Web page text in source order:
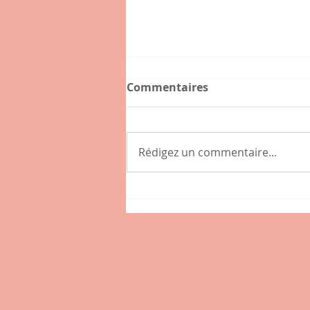
, nouveau café-épicerie de
Commentaires
Rédigez un commentaire...